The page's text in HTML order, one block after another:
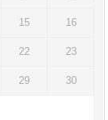
15 16
22 23
29 30